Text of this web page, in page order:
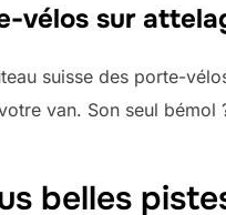
vélos sur
suisse des porte-
van. Son seul
belles